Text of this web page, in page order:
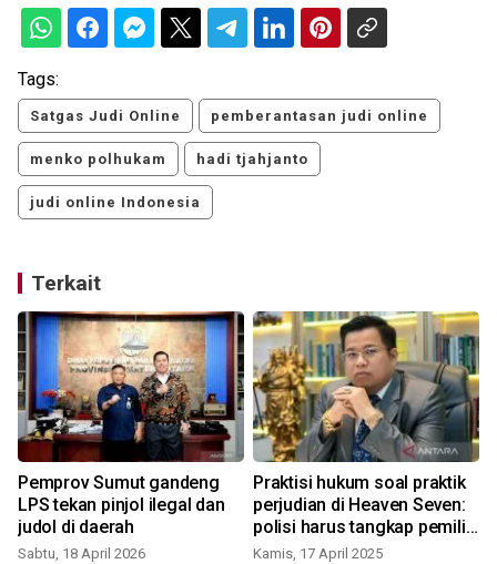
Tags:
Satgas Judi Online pemberantasan judi online
menko polhukam hadi tjahjanto
judi online Indonesia
Terkait
Pemprov Sumut gandeng
LPS tekan pinjol ilegal dan
judol di daerah
Sabtu, 18 April 2026
Praktisi hukum soal praktik
perjudian di Heaven Seven:
polisi harus tangkap pemilik
tempat
Kamis, 17 April 2025